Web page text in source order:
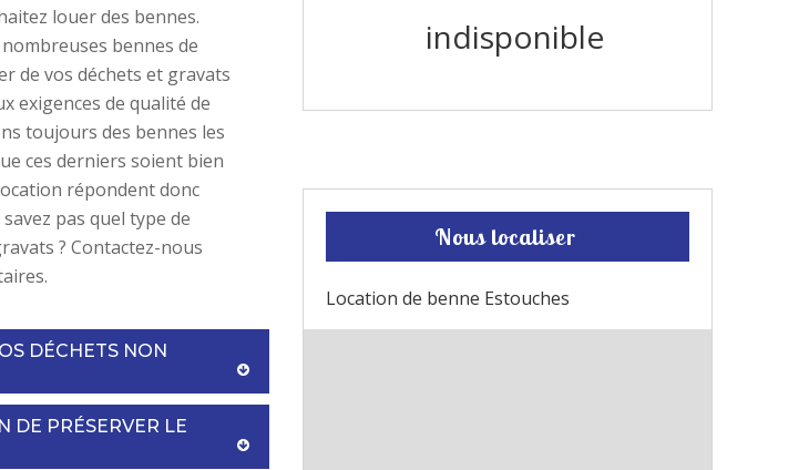
louer des bennes.
bennes de
de vos déchets et gravats
exigences de qualité de
toujours des bennes les
ces derniers soient bien
répondent donc
pas quel type de
? Contactez-nous
DÉCHETS NON
DE PRÉSERVER LE
indisponible
Nous localiser
Location de benne Estouches